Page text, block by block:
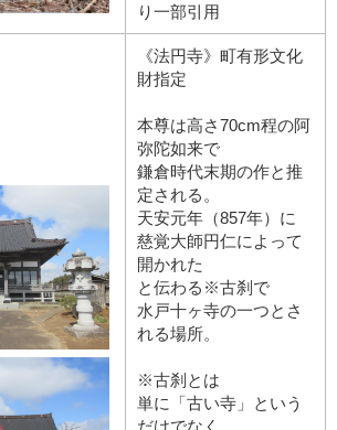
り一部引用
《法円寺》町有形文化
財指定
本尊は高さ70cm程の阿
弥陀如来で
鎌倉時代末期の作と推
定される。
天安元年（857年）に
慈覚大師円仁によって
開かれた
と伝わる※古刹で
水戸十ヶ寺の一つとさ
れる場所。
※古刹とは
単に「古い寺」という
だけでなく、